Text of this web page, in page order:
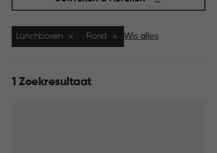
Lunchboxen Rond Wis alles
1 Zoekresultaat